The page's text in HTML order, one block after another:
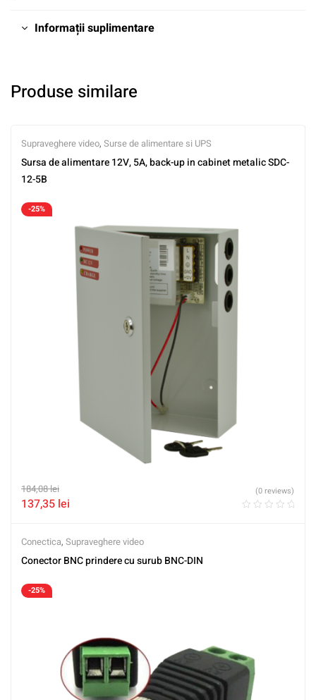
Informații suplimentare
Produse similare
Supraveghere video, Surse de alimentare si UPS
Sursa de alimentare 12V, 5A, back-up in cabinet metalic SDC-
12-5B
-25%
184,08lei
137,35 lei
(0 reviews)
Conectica, Supraveghere video
Conector BNC prindere cu surub BNC-DIN
-25%